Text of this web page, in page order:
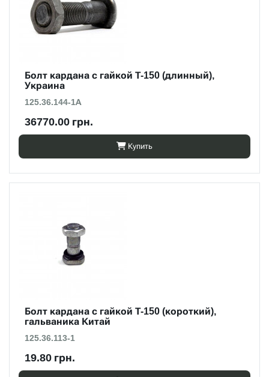
Болт кардана с гайкой Т-150 (длинный),
Украина
125.36.144-1А
36770.00 грн.
Купить
Болт кардана с гайкой Т-150 (короткий),
гальваника Китай
125.36.113-1
19.80 грн.